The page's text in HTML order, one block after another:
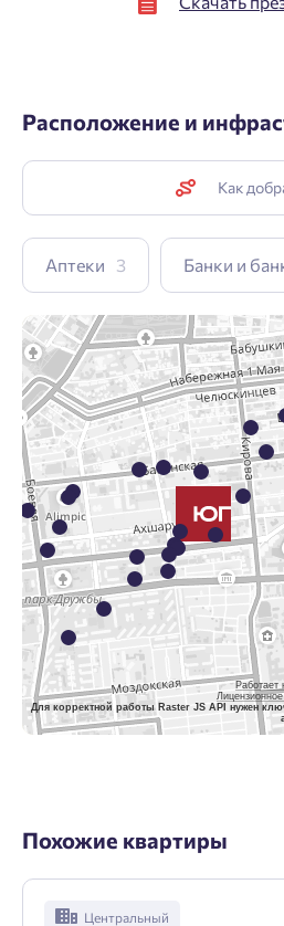
Расположение и
Как
Аптеки 3 Банки и
Работает
Для корректной работы Raster JS API нужен
Похожие квартиры
Центральный